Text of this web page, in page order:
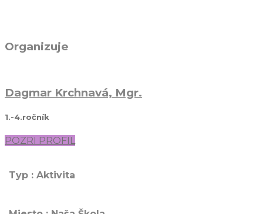
Organizuje
Dagmar Krchnavá, Mgr.
1.-4.ročník
POZRI PROFIL
Typ : Aktivita